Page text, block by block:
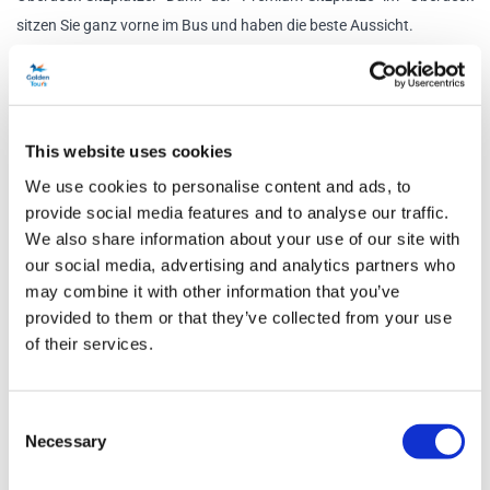
This website uses cookies
We use cookies to personalise content and ads, to
provide social media features and to analyse our traffic.
We also share information about your use of our site with
our social media, advertising and analytics partners who
may combine it with other information that you’ve
provided to them or that they’ve collected from your use
of their services.
Selection
Necessary
sitzen Sie ganz vorne im Bus und haben die beste Aussicht.
Sehen Sie sich hier das Menü an
Weise unterstützt.
Zeitplan
Check-in-Zeit: 15 Minuten vor Ihrer Abflugzeit.
Abfahrtszeiten:12:15 Uhr und 15:15 Uhr
Dauer:ca. 90 Minuten
Wegbeschreibung zum Bulleid Way:
Die nächstgelegene U-